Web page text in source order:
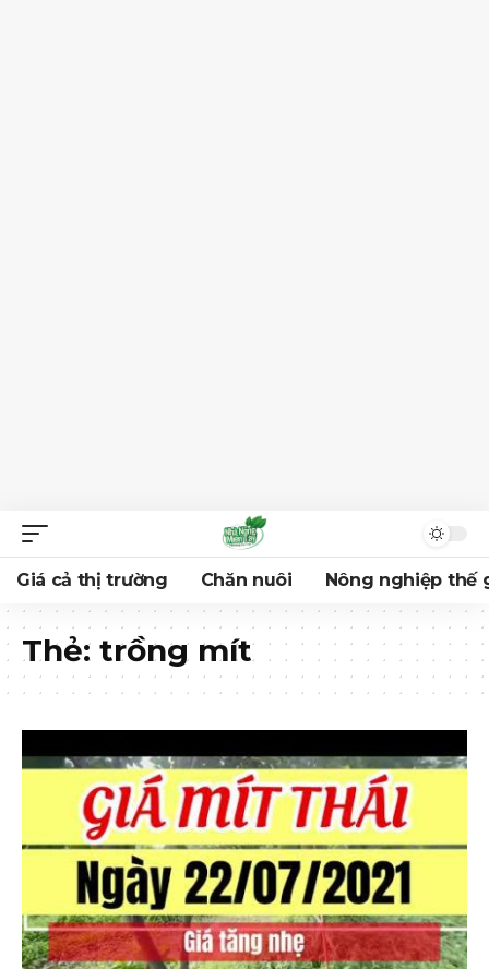
Giá cả thị trường Chăn nuôi Nông nghiệp thế
Thẻ: trồng mít